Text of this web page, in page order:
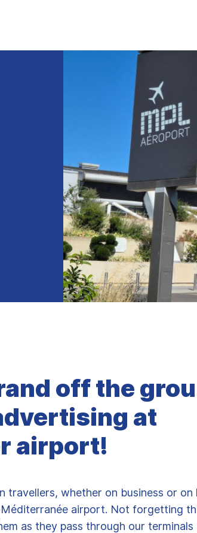
off the
at
airport!
travellers, whether on business or on
airport. Not forgetting
as they pass through our terminals